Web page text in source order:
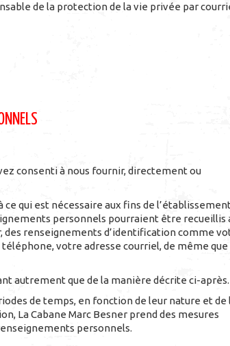
de la protection de la vie privée par
consenti à nous fournir, directement ou
qui est nécessaire aux fins de
personnels pourraient être recueillis
des renseignements d’identification comme
votre adresse courriel, de même que
autrement que de la manière décrite ci-après.
de temps, en fonction de leur nature et de
La Cabane Marc Besner prend des mesures
personnels.